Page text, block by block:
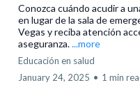
Conozca cuándo acudir a
en lugar de la sala de
Vegas y reciba atención
aseguranza....more
Educación en salud
January 24, 2025 • 1 min